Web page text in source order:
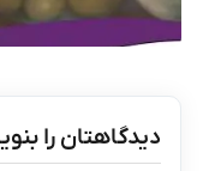
دیدگاهتان را